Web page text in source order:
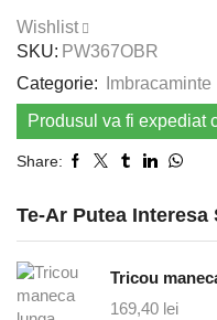
1,
Wishlist
SKU: PW367OBR
Categorie:
Imbracaminte
Produsul va fi expediat
Share:
Te-Ar Putea Interesa
169,40 lei